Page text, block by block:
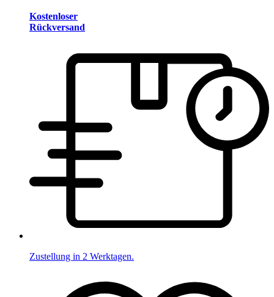
Kostenloser
Rückversand
Zustellung in 2 Werktagen.